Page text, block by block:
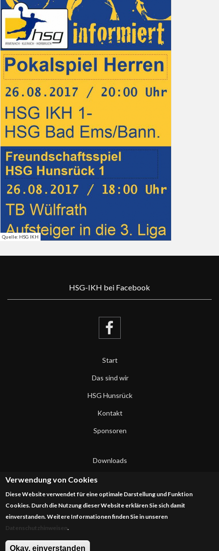
Quelle: HSG IKH
HSG-IKH bei Facebook
Start
Das sind wir
HSG Hunsrück
Kontakt
Sponsoren
Downloads
Datenschutzerklärung
Impressum
Verwendung von Cookies
Diese Website verwendet für eine optimale Darstellung und Funktion
Cookies. Durch die Nutzung dieser Website erklären Sie sich damit
einverstanden. Weitere Informationen finden Sie in unseren
Datenschutzhinweisen.
Okay, einverstanden